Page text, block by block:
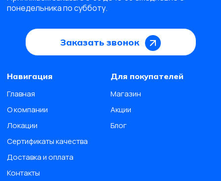
понедельника по субботу.
Заказать звонок
Навигация
Главная
О компании
Локации
Сертификаты качества
Доставка и оплата
Контакты
Для покупателей
Магазин
Акции
Блог